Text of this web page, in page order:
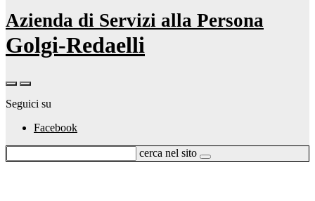
Azienda di Servizi alla Persona
Golgi-Redaelli
Seguici su
Facebook
cerca nel sito